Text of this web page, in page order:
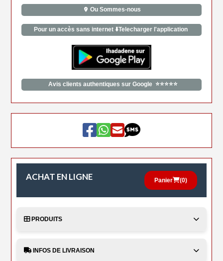
Ou Sommes-nous
Pour un accès sans internet ⬇️Telecharger l'application
Avis clients authentiques sur Google ⭐⭐⭐⭐⭐
ACHAT EN LIGNE Panier (0)
PRODUITS
INFOS DE LIVRAISON